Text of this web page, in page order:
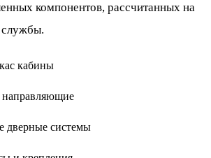
компонентов, рассчитанных на
службы.
кабины
направляющие
системы